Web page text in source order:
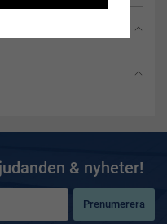
& nyheter!
Prenumerera